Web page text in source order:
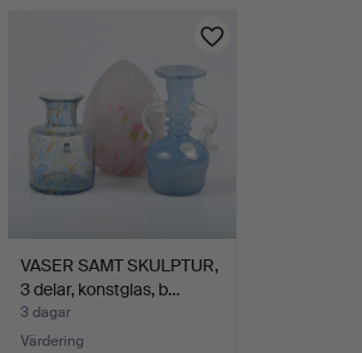
VASER SAMT SKULPTUR,
3 delar, konstglas, b…
3 dagar
Värdering